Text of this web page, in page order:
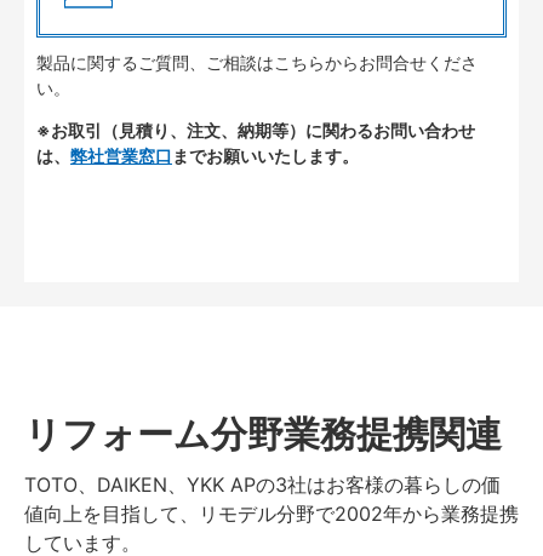
製品に関するご質問、ご相談はこちらからお問合せくださ
い。
※お取引（見積り、注文、納期等）に関わるお問い合わせ
は、 弊社営業窓口 までお願いいたします。
リフォーム分野業務提携関連
TOTO、DAIKEN、YKK APの3社はお客様の暮らしの価
値向上を目指して、リモデル分野で2002年から業務提携
しています。